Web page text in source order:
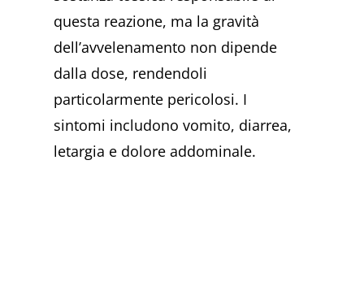
questa reazione, ma la gravità
dell’avvelenamento non dipende
dalla dose, rendendoli
particolarmente pericolosi. I
sintomi includono vomito, diarrea,
letargia e dolore addominale.